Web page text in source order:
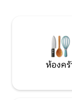
ห้องครั